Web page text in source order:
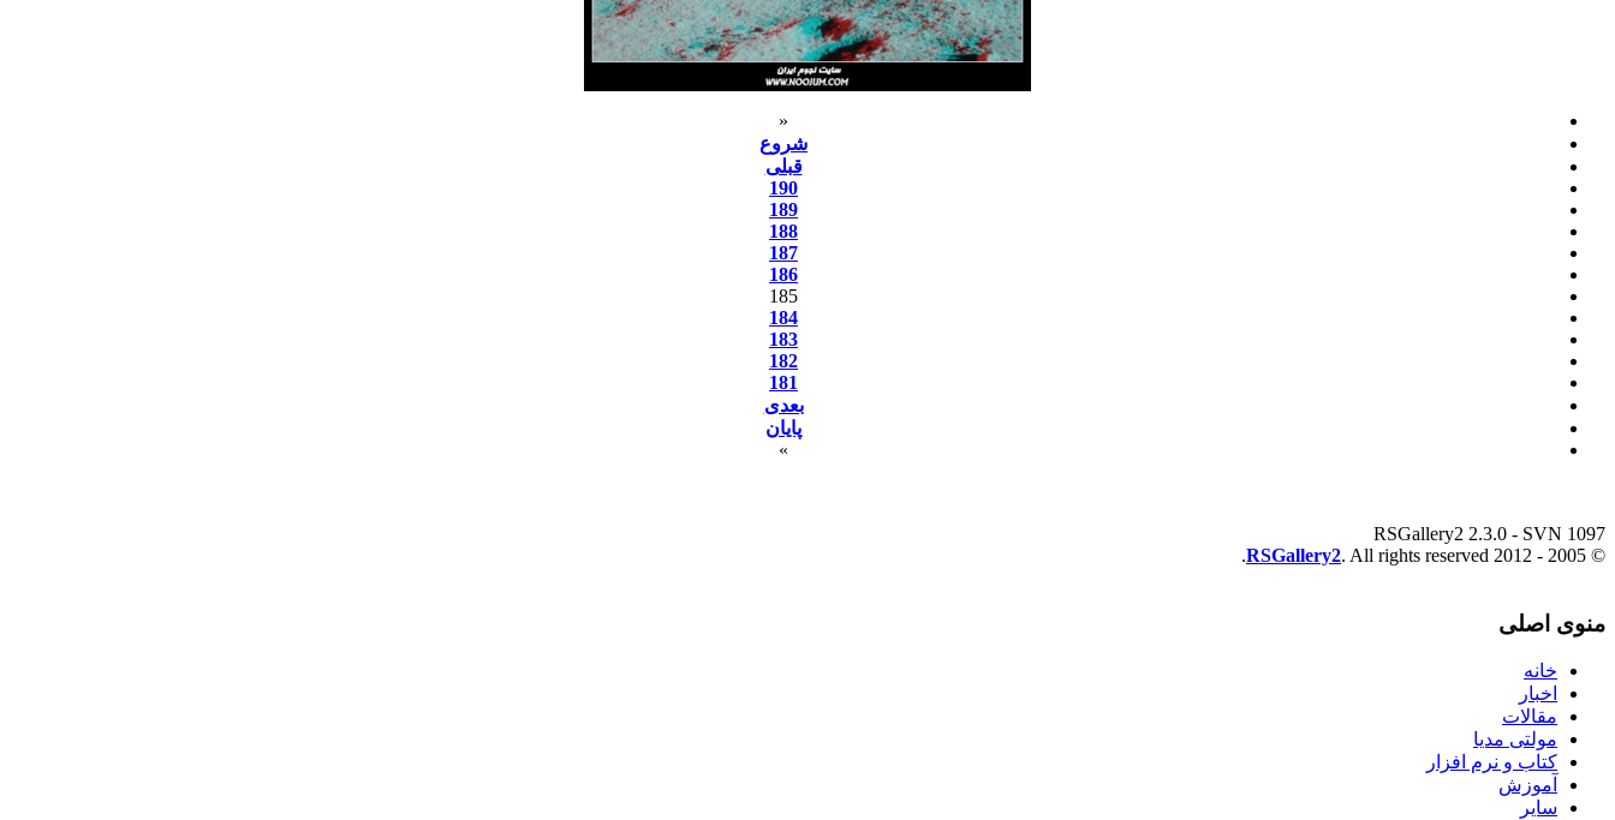
«
شروع
قبلی
190
189
188
187
186
185
184
183
182
181
بعدی
پایان
»
RSGallery2 2.3.0 - SVN 1097
© 2005 - 2012
RSGallery2. All rights reserved.
منوی اصلی
خانه
اخبار
مقالات
مولتی مدیا
کتاب و نرم افزار
آموزش
سایر